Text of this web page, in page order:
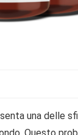
una delle